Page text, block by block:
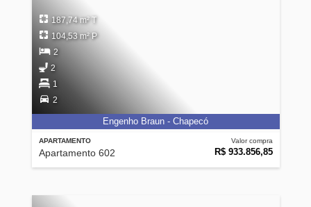
APARTAMENTO
Apartamento 602
Valor compra
R$ 933.856,85
187,74 m² T
104,53 m² P
2
2
1
2
Engenho Braun - Chapecó